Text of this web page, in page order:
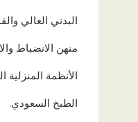
البدني العالي
منهن الانضباط
الأنظمة المنزلية
الطبخ السعودي.